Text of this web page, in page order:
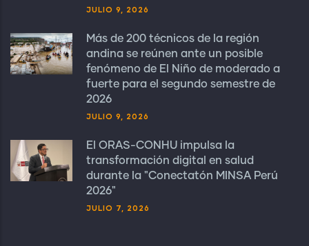
JULIO 9, 2026
Más de 200 técnicos de la región
andina se reúnen ante un posible
fenómeno de El Niño de moderado a
fuerte para el segundo semestre de
2026
JULIO 9, 2026
El ORAS-CONHU impulsa la
transformación digital en salud
durante la "Conectatón MINSA Perú
2026"
JULIO 7, 2026